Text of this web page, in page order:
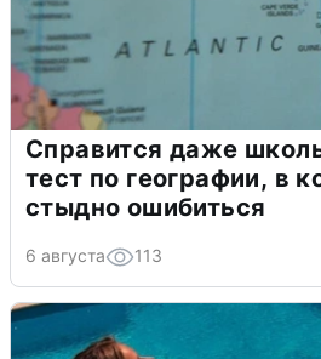
Справится даже
тест по географии, в
стыдно ошибиться
6 августа 113